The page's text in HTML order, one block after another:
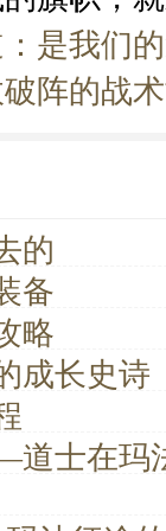
是我们
阵的战
的
备
略
成长史诗
士在玛